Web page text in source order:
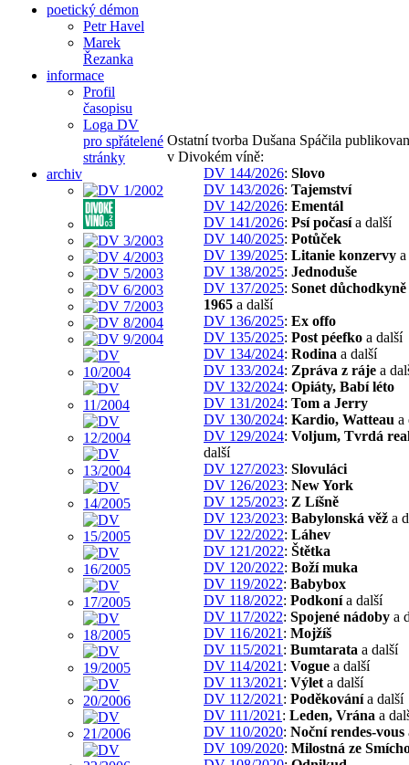
poetický démon
Petr Havel
Marek
Řezanka
informace
Profil
časopisu
Loga DV
pro spřátelené
stránky
archiv
Ostatní tvorba Dušana Spáčila
v Divokém víně:
DV 144/2026: Slovo
DV 143/2026: Tajemství
DV 142/2026: Ementál
DV 141/2026: Psí počasía další
DV 140/2025: Potůček
DV 139/2025: Litanie konzervy
DV 138/2025: Jednoduše
DV 137/2025: Sonet
1965 a další
DV 136/2025: Ex offo
DV 135/2025: Post péefko a další
DV 134/2024: Rodina a další
DV 133/2024: Zpráva z ráje a
DV 132/2024: Opiáty, Babí léto
DV 131/2024: Tom a Jerry
DV 130/2024: Kardio, Watteau a
DV 129/2024: Voljum, Tvrdá
další
DV 127/2023: Slovuláci
DV 126/2023: New York
DV 125/2023: Z Líšně
DV 123/2023: Babylonská věž a
DV 122/2022: Láhev
DV 121/2022: Štětka
DV 120/2022: Boží muka
DV 119/2022: Babybox
DV 118/2022: Podkonía další
DV 117/2022: Spojené nádoby a
DV 116/2021 : Mojžíš
DV 115/2021 : Bumtarata a další
DV 114/2021 : Vogue a další
DV 113/2021 : Výlet a další
DV 112/2021 : Poděkovánía další
DV 111/2021 : Leden, Vrána a
DV 110/2020: Noční rendes-vous
DV 109/2020: Milostná ze